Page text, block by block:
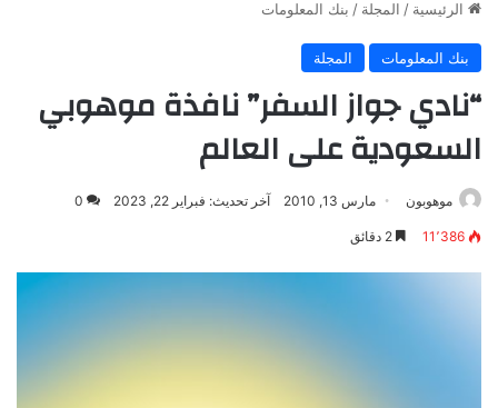
الرئيسية / المجلة / بنك المعلومات
بنك المعلومات المجلة
“نادي جواز السفر” نافذة موهوبي
السعودية على العالم
موهوبون مارس 13, 2010 آخر تحديث: فبراير 22, 2023 0
11٬386